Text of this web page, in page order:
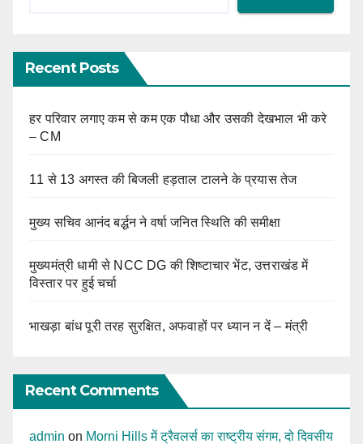
Recent Posts
हर परिवार लगाए कम से कम एक पौधा और उसकी देखभाल भी करे
– CM
11 से 13 अगस्त की बिजली हड़ताल टालने के प्रयास तेज
मुख्य सचिव आनंद बर्द्धन ने वर्षा जनित स्थिति की समीक्षा
मुख्यमंत्री धामी से NCC DG की शिष्टाचार भेंट, उत्तराखंड में
विस्तार पर हुई चर्चा
भाखड़ा बांध पूरी तरह सुरक्षित, अफवाहों पर ध्यान न दें – मंत्री
Recent Comments
admin on Morni Hills में ट्रैवलर्स का राष्ट्रीय संगम, दो दिवसीय